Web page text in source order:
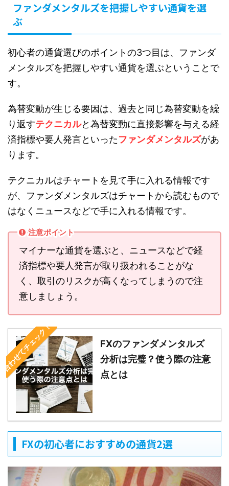
ファンダメンタルズを把握しやすい通貨を選
ぶ
初心者の通貨選びのポイントの3つ目は、ファンダ
メンタルズを把握しやすい通貨を選ぶということで
す。
為替変動が生じる要因は、過去と同じ為替変動を繰
り返すテクニカルと為替変動に直接影響を与える経
済指標や要人発言といったファンダメンタルズがあ
ります。
テクニカルはチャートを見て手に入れる情報です
が、ファンダメンタルズはチャートから読むもので
はなくニュースなどで手に入れる情報です。
注意ポイント
マイナーな通貨を選ぶと、ニュースなどで経
済指標や要人発言が取り扱われることがな
く、取引のリスクが高くなってしまうので注
意しましょう。
合わせてチェック！
FXのファンダメンタルズ
分析は完璧？使う際の注意
点とは
FXの初心者におすすめの通貨2選